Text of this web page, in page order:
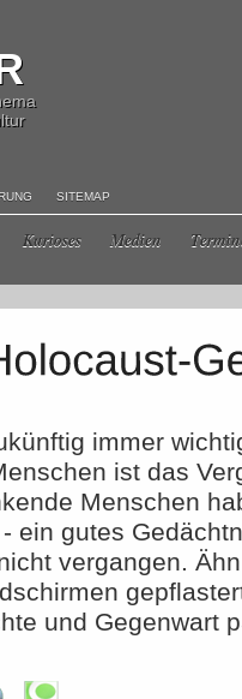
SITEMAP
Kurioses Medien
immer
ist das
Menschen
ein gutes
vergangen.
und Gegenwart